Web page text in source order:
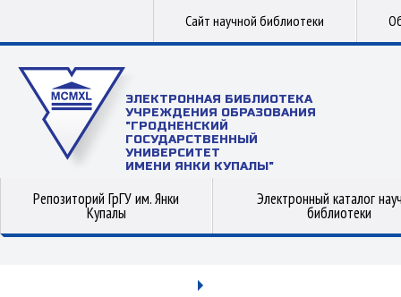
Сайт научной библиотеки
ЭЛЕКТРОННАЯ БИБЛИОТЕКА
УЧРЕЖДЕНИЯ ОБРАЗОВАНИЯ
"ГРОДНЕНСКИЙ
ГОСУДАРСТВЕННЫЙ
УНИВЕРСИТЕТ
ИМЕНИ ЯНКИ КУПАЛЫ"
Репозиторий ГрГУ им. Янки
Купалы
Электронный каталог
библиотеки